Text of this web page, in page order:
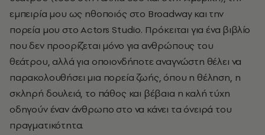
εμπειρία μου ως ηθοποιός στο Broadwayκαι την
πορεία μου στοActors Studio. Πρόκειται για ένα βιβλίο
που δεν προορίζεται μόνο για ανθρώπους του
θεάτρου, αλλά για οποιονδήποτε αναγνώστη θέλει να
παρακολουθήσει μια πορεία ζωής, όπου η θέληση, η
σκληρή δουλειά, το πάθος και βέβαια η καλή τύχη
οδηγούν έναν άνθρωπο στο να κάνει τα όνειρά του
πραγματικότητα.